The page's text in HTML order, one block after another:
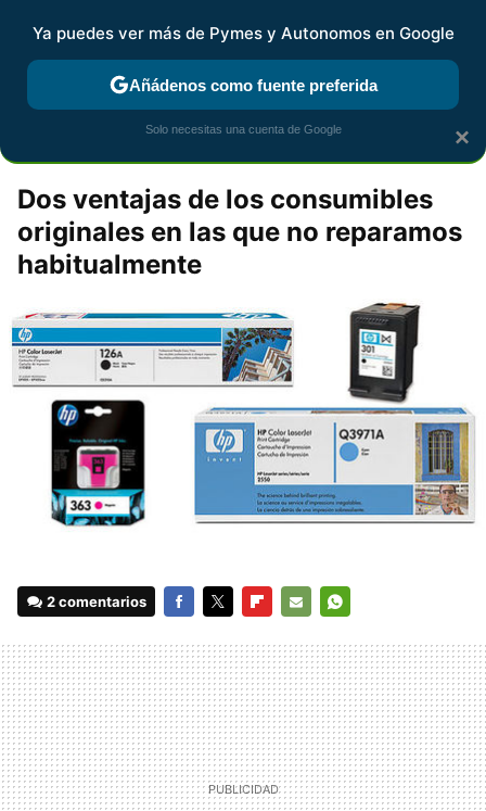
marca que se menciona +info
espaciohp
Dos ventajas de los consumibles
originales en las que no reparamos
habitualmente
2 comentarios
MAIL
×
Ya puedes ver más de Pymes y Autonomos en Google
Añádenos como fuente preferida
Solo necesitas una cuenta de Google